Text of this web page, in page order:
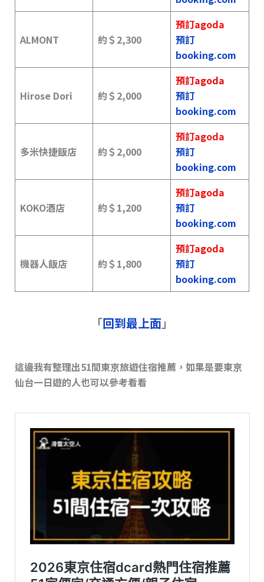
ALMONT 約＄ 2,300
預訂agoda
預訂
booking.com
Hirose Dori 約＄ 2,000
預訂agoda
預訂
booking.com
多米快捷飯店 約＄ 2,000
預訂agoda
預訂
booking.com
KOKO酒店 約＄ 1,200
預訂agoda
預訂
booking.com
機器人飯店 約＄1,800
預訂agoda
預訂
booking.com
「回到最上面」
這邊我有整理出51間東京旅遊住宿推薦，如果是要東京
仙台一日遊的人也可以參考看看